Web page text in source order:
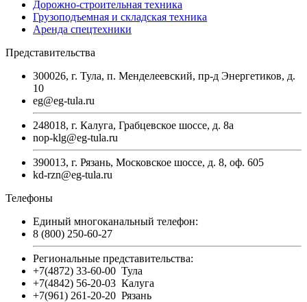
Дорожно-строительная техника
Грузоподъемная и складская техника
Аренда спецтехники
Представительства
300026, г. Тула, п. Менделеевский, пр-д Энергетиков, д.
10
eg@eg-tula.ru
248018, г. Калуга, Грабцевское шоссе, д. 8а
nop-klg@eg-tula.ru
390013, г. Рязань, Московское шоссе, д. 8, оф. 605
kd-rzn@eg-tula.ru
Телефоны
Единый многоканальный телефон:
8 (800) 250-60-27
Региональные представительства:
+7(4872) 33-60-00 Тула
+7(4842) 56-20-03 Калуга
+7(961) 261-20-20 Рязань